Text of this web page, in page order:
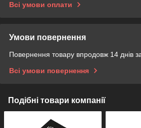
Всі умови оплати
Умови повернення
Повернення товару впродовж 14 днів
Всі умови повернення
Подібні товари компанії